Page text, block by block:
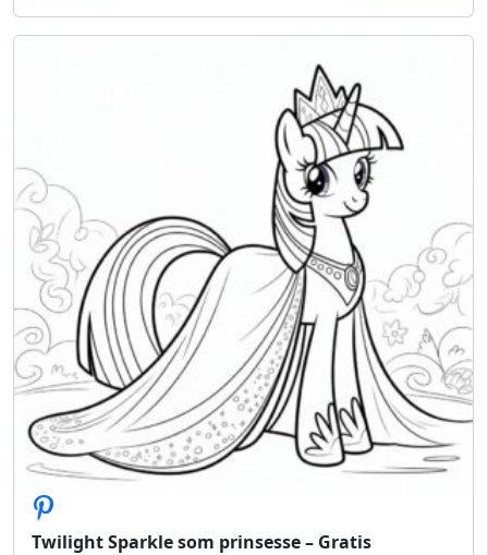
Twilight Sparkle som prinsesse – Gratis